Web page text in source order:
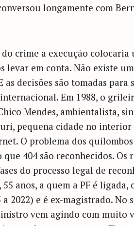
longamente com
crime a execução colocaria
levar em conta. Não existe
as decisões são tomadas
Em 1988, o
Mendes, ambientalista,
pequena cidade no
O problema dos
404 são reconhecidos. Os
do processo legal de
anos, a quem a PF é ligada,
2022) e é ex-magistrado. No
vem agindo com muito